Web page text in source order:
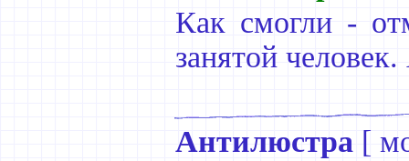
Как смогли -
занятой
Антилюстра [